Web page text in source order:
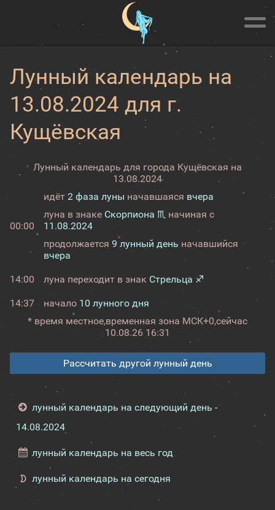
Лунный календарь на
13.08.2024 для г.
Кущёвская
Лунный календарь для города Кущёвская на
13.08.2024
00:00
идёт 2 фаза луны начавшаяся вчера
луна в знаке Скорпиона ♏ начиная с
11.08.2024
продолжается 9 лунный день начавшийся
вчера
14:00 луна переходит в знак Стрельца ♐
14:37 начало 10 лунного дня
* время местное,временная зона МСК+0,сейчас
10.08.26 16:31
Рассчитать другой лунный день
лунный календарь на следующий день -
14.08.2024
лунный календарь на весь год
лунный календарь на сегодня